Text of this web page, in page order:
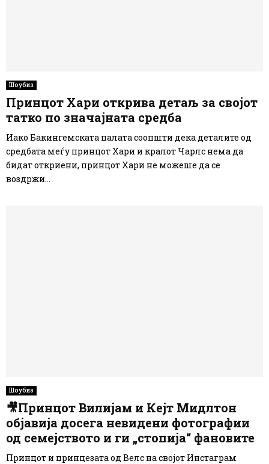
Шоубиз
Принцот Хари открива детаљ за својот
татко по значајната средба
Иако Бакингемската палата соопшти дека деталите од
средбата меѓу принцот Хари и кралот Чарлс нема да
бидат откриени, принцот Хари не можеше да се
воздржи...
Шоубиз
🎥Принцот Вилијам и Кејт Мидлтон
објавија досега невидени фотографии
од семејството и ги „стопија“ фановите
Принцот и принцезата од Велс на својот Инстаграм